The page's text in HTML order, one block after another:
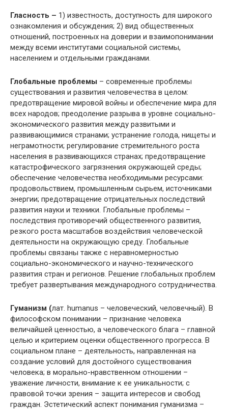
Гласность – 1) известность, доступность для широкого
ознакомления и обсуждения; 2) вид общественных
отношений, построенных на доверии и взаимопонимании
между всеми институтами социальной системы,
населением и отдельными гражданами.
Глобальные проблемы – современные проблемы
существования и развития человечества в целом:
предотвращение мировой войны и обеспечение мира для
всех народов; преодоление разрыва в уровне социально-
экономического развития между развитыми и
развивающимися странами; устранение голода, нищеты и
неграмотности; регулирование стремительного роста
населения в развивающихся странах; предотвращение
катастрофического загрязнения окружающей среды;
обеспечение человечества необходимыми ресурсами:
продовольствием, промышленным сырьем, источниками
энергии; предотвращение отрицательных последствий
развития науки и техники. Глобальные проблемы –
последствия противоречий общественного развития,
резкого роста масштабов воздействия человеческой
деятельности на окружающую среду. Глобальные
проблемы связаны также с неравномерностью
социально-экономического и научно-технического
развития стран и регионов. Решение глобальных проблем
требует развертывания международного сотрудничества.
Гуманизм (лат. humanus – человеческий, человечный). В
философском понимании – признание человека
величайшей ценностью, а человеческого блага – главной
целью и критерием оценки общественного прогресса. В
социальном плане – деятельность, направленная на
создание условий для достойного существования
человека; в морально-нравственном отношении –
уважение личности, внимание к ее уникальности; c
правовой точки зрения – защита интересов и свобод
граждан. Эстетический аспект понимания гуманизма –